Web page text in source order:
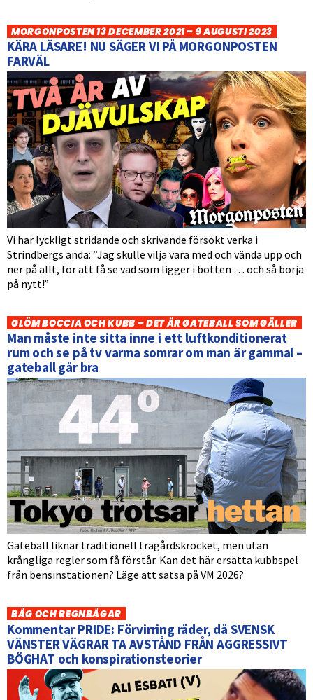
MORGONPOSTEN 13 DECEMBER 2021 – 9 AUGUSTI 2023
KÄRA LÄSARE! NU SÄGER VI PÅ MORGONPOSTEN
FARVÄL
Vi har lyckligt stridande och skrivande försökt verka i
Strindbergs anda: ”Jag skulle vilja vara med och vända upp och
ner på allt, för att få se vad som ligger i botten … och så börja
på nytt!”
GLÖM BOCCIA OCH KUBB – DET ÄR GATEBALL SOM GÄLLER
Man måste inte sitta inne i ett luftkonditionerat
rum och se på tv varma somrar om man är gammal –
gateball går bra
Gateball liknar traditionell trägårdskrocket, men utan
krångliga regler som få förstår. Kan det här ersätta kubbspel
från bensinstationen? Läge att satsa på VM 2026?
BÅG OCH REGNBÅGAR
Kommentar PRIDE: Förvirring råder, då SVENSK
VÄNSTER VÄGRAR TA AVSTÅND FRÅN AGGRESSIVT
BÖGHAT och konspirationsteorier